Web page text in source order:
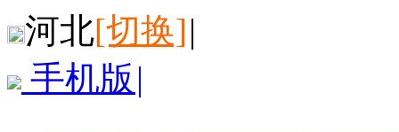
河北[切换]|
手机版 |